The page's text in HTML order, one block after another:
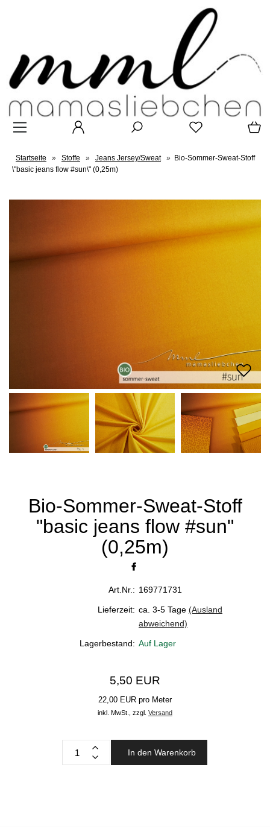
Startseite » Stoffe » Jeans Jersey/Sweat » Bio-Sommer-Sweat-Stoff
\"basic jeans flow #sun\" (0,25m)
Bio-Sommer-Sweat-Stoff
"basic jeans flow #sun"
(0,25m)
Art.Nr.: 169771731
Lieferzeit: ca. 3-5 Tage (Ausland
abweichend)
Lagerbestand: Auf Lager
5,50 EUR
22,00 EUR pro Meter
inkl. MwSt., zzgl. Versand
In den Warenkorb